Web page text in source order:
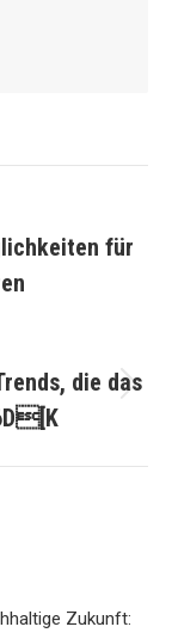
für
die das
Zukunft: